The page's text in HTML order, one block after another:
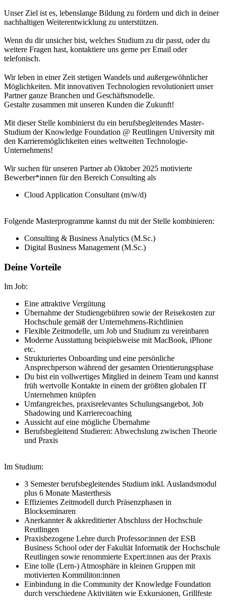
Unser Ziel ist es, lebenslange Bildung zu fördern und dich in deiner
nachhaltigen Weiterentwicklung zu unterstützen.
Wenn du dir unsicher bist, welches Studium zu dir passt, oder du
weitere Fragen hast, kontaktiere uns gerne per Email oder
telefonisch.
Wir leben in einer Zeit stetigen Wandels und außergewöhnlicher
Möglichkeiten. Mit innovativen Technologien revolutioniert unser
Partner ganze Branchen und Geschäftsmodelle.
Gestalte zusammen mit unseren Kunden die Zukunft!
Mit dieser Stelle kombinierst du ein berufsbegleitendes Master-
Studium der Knowledge Foundation @ Reutlingen University mit
den Karrieremöglichkeiten eines weltweiten Technologie-
Unternehmens!
Wir suchen für unseren Partner ab Oktober 2025 motivierte
Bewerber*innen für den Bereich Consulting als
Cloud Application Consultant (m/w/d)
Folgende Masterprogramme kannst du mit der Stelle kombinieren:
Consulting & Business Analytics (M.Sc.)
Digital Business Management (M.Sc.)
Deine Vorteile
Im Job:
Eine attraktive Vergütung
Übernahme der Studiengebühren sowie der Reisekosten zur
Hochschule gemäß der Unternehmens-Richtlinien
Flexible Zeitmodelle, um Job und Studium zu vereinbaren
Moderne Ausstattung beispielsweise mit MacBook, iPhone
etc.
Strukturiertes Onboarding und eine persönliche
Ansprechperson während der gesamten Orientierungsphase
Du bist ein vollwertiges Mitglied in deinem Team und kannst
früh wertvolle Kontakte in einem der größten globalen IT
Unternehmen knüpfen
Umfangreiches, praxisrelevantes Schulungsangebot, Job
Shadowing und Karrierecoaching
Aussicht auf eine mögliche Übernahme
Berufsbegleitend Studieren: Abwechslung zwischen Theorie
und Praxis
Im Studium:
3 Semester berufsbegleitendes Studium inkl. Auslandsmodul
plus 6 Monate Masterthesis
Effizientes Zeitmodell durch Präsenzphasen in
Blockseminaren
Anerkannter & akkreditierter Abschluss der Hochschule
Reutlingen
Praxisbezogene Lehre durch Professor:innen der ESB
Business School oder der Fakultät Informatik der Hochschule
Reutlingen sowie renommierte Expert:innen aus der Praxis
Eine tolle (Lern-) Atmosphäre in kleinen Gruppen mit
motivierten Kommiliton:innen
Einbindung in die Community der Knowledge Foundation
durch verschiedene Aktivitäten wie Exkursionen, Grillfeste